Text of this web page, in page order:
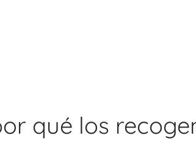
qué los